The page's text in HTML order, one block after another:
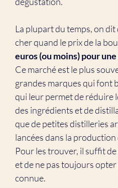
La plupart du temps, on
cher quand le prix de la
euros (ou moins) pour
Ce marché est le plus
grandes marques qui font
qui leur permet de réduire
des ingrédients et de
que de petites distilleries
lancées dans la
Pour les trouver, il suffit
et de ne pas toujours
connue.